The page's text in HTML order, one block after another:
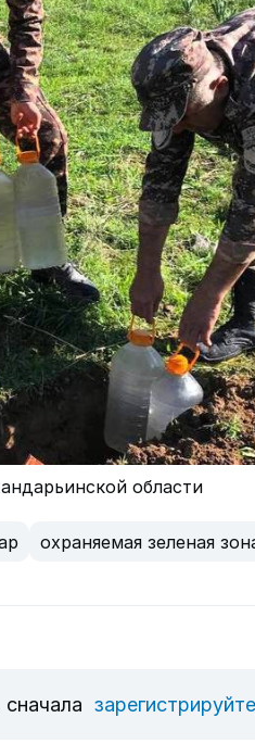
области
охраняемая зеленая